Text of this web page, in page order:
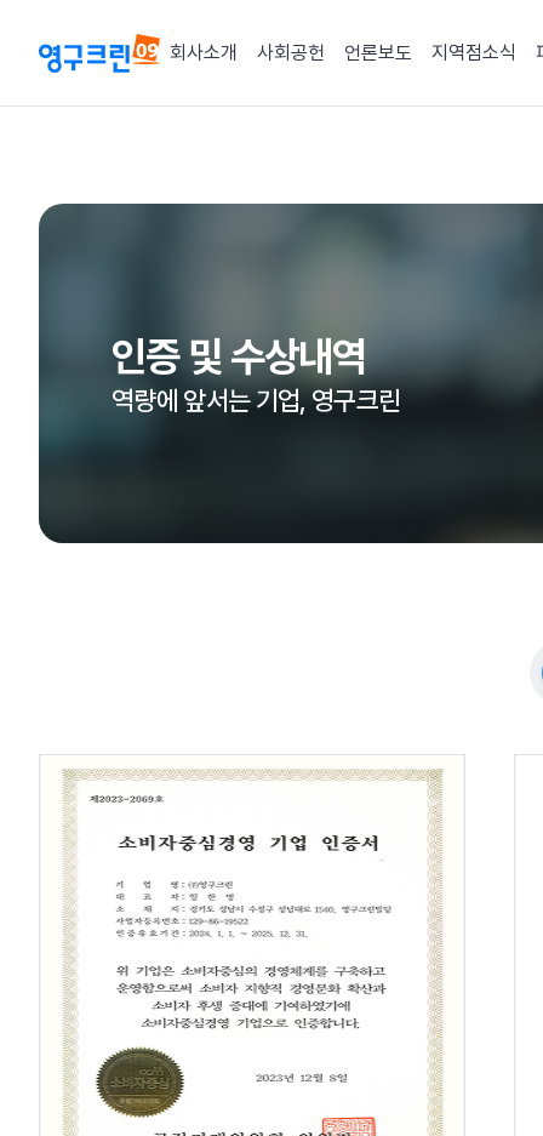
회사소개 사회공헌 언론보도 지역점소식
인증 및 수상내역
역량에 앞서는 기업, 영구크린